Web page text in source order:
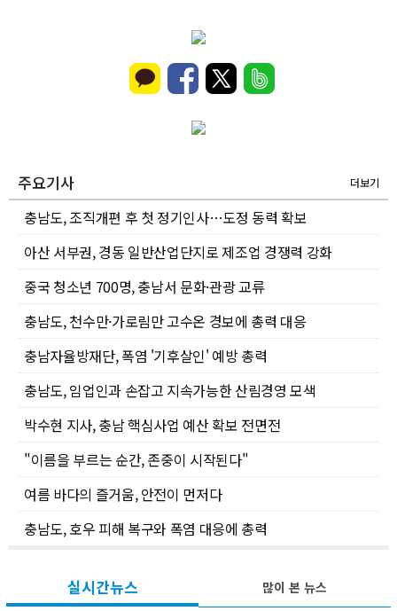
주요기사 더보기
충남도, 조직개편 후 첫 정기인사…도정 동력 확보
아산 서부권, 경동 일반산업단지로 제조업 경쟁력 강화
중국 청소년 700명, 충남서 문화·관광 교류
충남도, 천수만·가로림만 고수온 경보에 총력 대응
충남자율방재단, 폭염 '기후살인' 예방 총력
충남도, 임업인과 손잡고 지속가능한 산림경영 모색
박수현 지사, 충남 핵심사업 예산 확보 전면전
"이름을 부르는 순간, 존중이 시작된다"
여름 바다의 즐거움, 안전이 먼저다
충남도, 호우 피해 복구와 폭염 대응에 총력
실시간뉴스 많이 본 뉴스